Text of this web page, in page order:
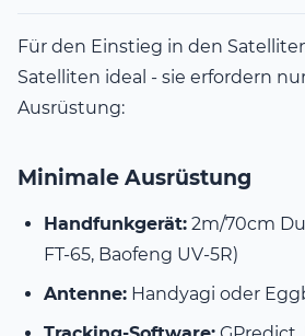
Für den Einstieg in den
Satelliten ideal - sie erfordern
Ausrüstung:
Minimale Ausrüstung
Handfunkgerät: 2m/70cm
FT-65, Baofeng UV-5R)
Antenne: Handyagi oder